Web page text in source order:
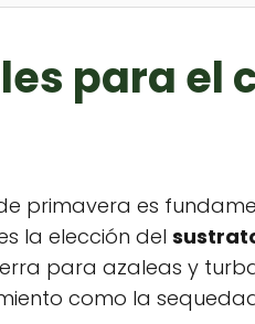
para el
primavera es
la elección del
para azaleas y
como la